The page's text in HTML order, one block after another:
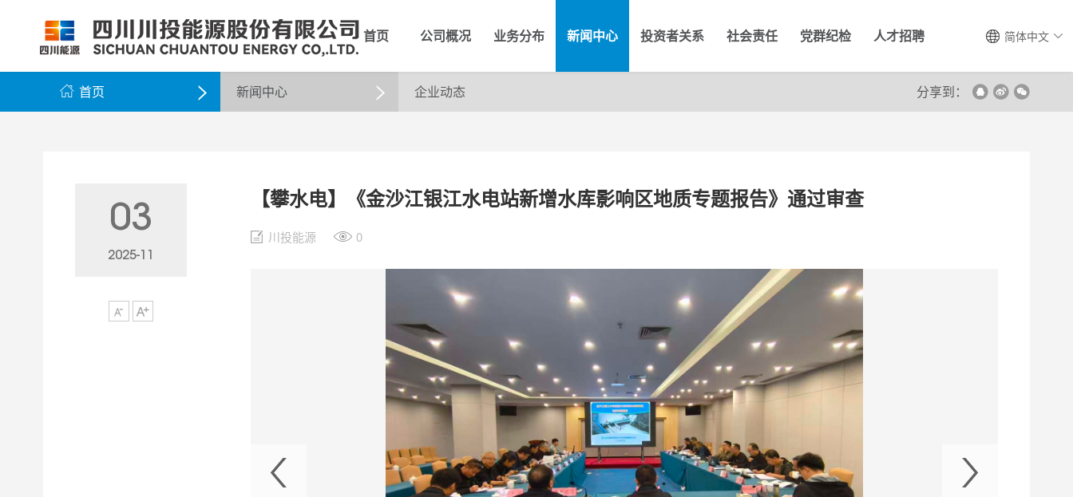
简体中文
首页 公司概况 业务分布 新闻中心 投资者关系 社会责任 党群纪检 人才招聘
公司简介 组织架构 领导团队 企业荣誉
公司新闻 企业动态 公示公告
公司资料 股票信息 最新公告 公司邮箱
党群工作 纪检监察
 首页  新闻中心  企业动态 分享到：
03
2025-11
【攀水电】《金沙江银江水电站新增水库影响区地质专题报告》通过审查
川投能源 0